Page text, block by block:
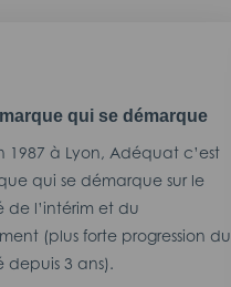
qui se démarque
1987 à Lyon, Adéquat c’est
qui se démarque sur le
de l’intérim et du
(plus forte progression du
depuis 3 ans).